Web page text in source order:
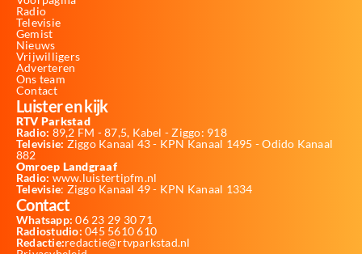
Radio
Televisie
Gemist
Nieuws
Vrijwilligers
Adverteren
Ons team
Contact
Luister en kijk
RTV Parkstad
Radio: 89,2 FM - 87,5, Kabel - Ziggo: 918
Televisie: Ziggo Kanaal 43 - KPN Kanaal 1495 - Odido Kanaal
882
Omroep Landgraaf
Radio: www.luistertipfm.nl
Televisie: Ziggo Kanaal 49 - KPN Kanaal 1334
Contact
Whatsapp: 06 23 29 30 71
Radiostudio: 045 5610 610
Redactie:redactie@rtvparkstad.nl